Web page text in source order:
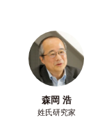
森岡 浩
姓氏研究家